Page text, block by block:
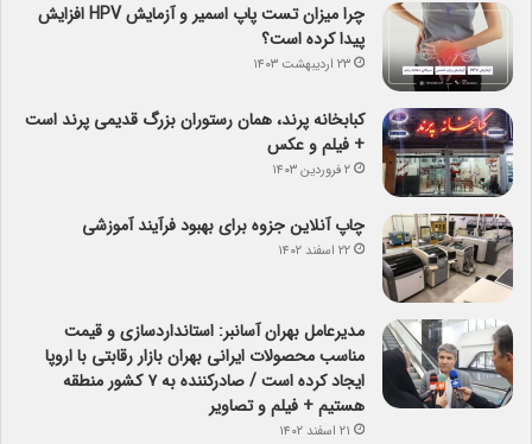
چرا میزان تست پاپ اسمیر و آزمایش HPV افزایش
پیدا کرده است؟
۲۳ اردیبهشت ۱۴۰۳
کبابخانه پرند، همان رستوران بزرگ قدیمی پرند است
+ فیلم و عکس
۲ فروردین ۱۴۰۳
چاپ آنلاین جزوه برای بهبود فرآیند آموزشی
۲۲ اسفند ۱۴۰۲
مدیرعامل بهران آسانبر: استانداردسازی و قیمت
مناسب محصولات ایرانی بهران بازار رقابتی با اروپا
ایجاد کرده است / صادرکننده به ۷ کشور منطقه
هستیم + فیلم و تصاویر
۲۱ اسفند ۱۴۰۲